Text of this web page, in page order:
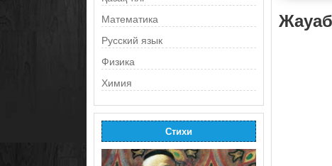
Математика
Русский язык
Физика
Химия
Стихи